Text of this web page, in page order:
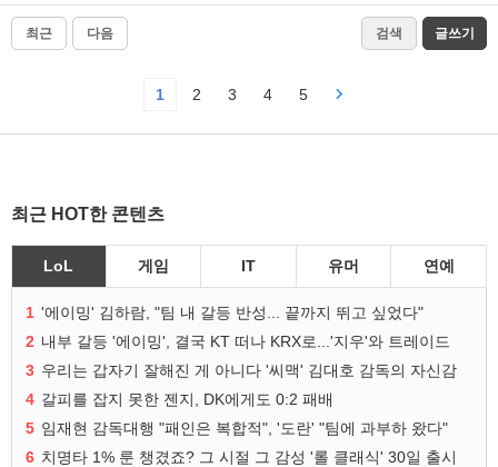
최근 다음 검색 글쓰기
1 2 3 4 5
최근 HOT한 콘텐츠
LoL 게임 IT 유머 연예
1 '에이밍' 김하람, "팀 내 갈등 반성... 끝까지 뛰고 싶었다"
2 내부 갈등 '에이밍', 결국 KT 떠나 KRX로...'지우'와 트레이드
3 우리는 갑자기 잘해진 게 아니다 '씨맥' 김대호 감독의 자신감
4 갈피를 잡지 못한 젠지, DK에게도 0:2 패배
5 임재현 감독대행 "패인은 복합적", '도란' "팀에 과부하 왔다"
6 치명타 1% 룬 챙겼죠? 그 시절 그 감성 '롤 클래식' 30일 출시